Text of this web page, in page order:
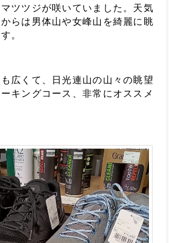
ツツジが咲いていました。天気
らは男体山や女峰山を綺麗に眺
。
広くて、日光連山の山々の眺望
キングコース、非常にオススメ